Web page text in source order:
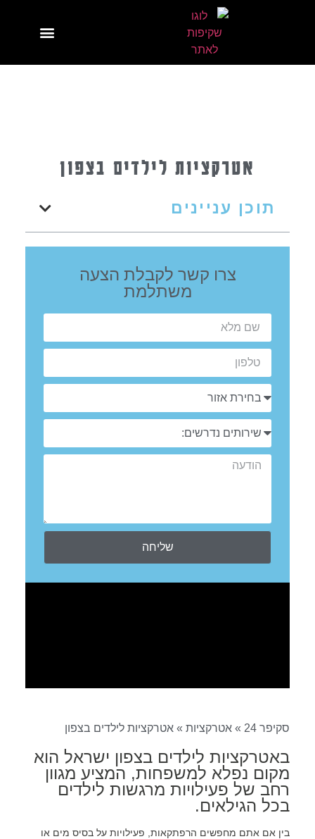
אטרקציות לילדים בצפון
סקיפר 24 » אטרקציות» אטרקציות לילדים בצפון
באטרקציות לילדים בצפון ישראל הוא
מקום נפלא למשפחות, המציע מגוון
רחב של פעילויות מרגשות לילדים
בכל הגילאים.
בין אם אתם מחפשים הרפתקאות, פעילויות על בסיס מים או
תוכן עניינים
צרו קשר לקבלת הצעה
משתלמת
שליחה